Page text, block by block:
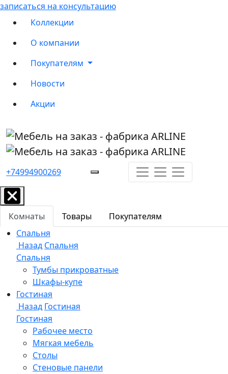
записаться на консультацию
Коллекции
О компании
Покупателям
Новости
Акции
+74994900269